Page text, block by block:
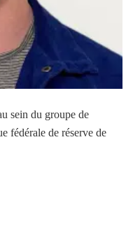
sein du groupe de
fédérale de réserve de